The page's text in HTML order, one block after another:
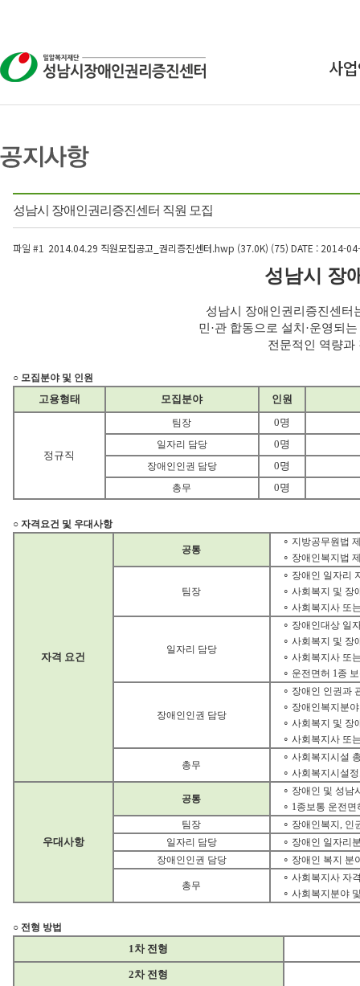
사
성남시 장애인권리증진센터 직원 모집
파일 #1 2014.04.29 직원모집공고_권리증진센터.hwp (37.0K) (75) DATE : 2014-
성남시 장
성남시 장애인권리증진센터
민·관 합동으로 설치·운영되
전문적인 역량과
○ 모집분야 및 인원
고용형태 모집분야 인원
정규직
팀장 0명
일자리 담당 0명
장애인인권 담당 0명
총무 0명
○ 자격요건 및 우대사항
자격 요건
공통
∘ 지방공무원법
∘ 장애인복지법
팀장
∘ 장애인 일자리
∘ 사회복지 및 장
∘ 사회복지사 또
일자리 담당
∘ 장애인대상 일
∘ 사회복지 및 장
∘ 사회복지사 또
∘ 운전면허 1종
장애인인권 담당
∘ 장애인 인권과
∘ 장애인복지분
∘ 사회복지 및 장
∘ 사회복지사 또
총무
∘ 사회복지시설
∘ 사회복지시설
우대사항
공통
∘ 장애인 및 성남
∘ 1종보통 운전
팀장
∘ 장애인복지, 인
일자리 담당
∘ 장애인 일자리
장애인인권 담당
∘ 장애인 복지 분
총무
∘ 사회복지사 자
∘ 사회복지분야
○ 전형 방법
1차 전형
2차 전형